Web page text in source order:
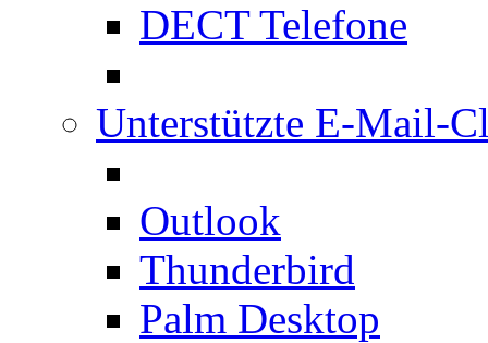
DECT Telefone
Unterstützte E-Mail-
Outlook
Thunderbird
Palm Desktop